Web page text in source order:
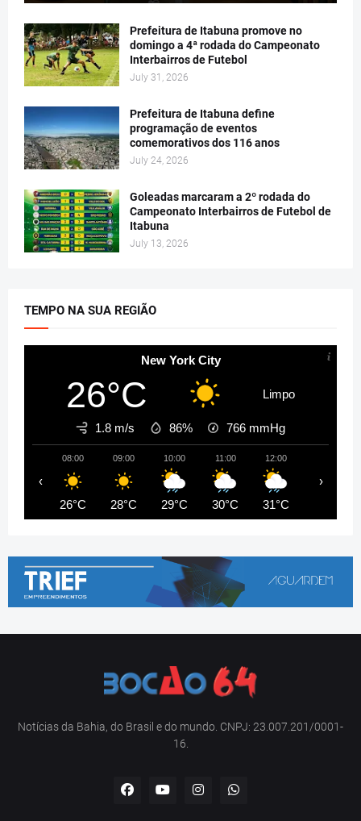
Prefeitura de Itabuna promove no
domingo a 4ª rodada do Campeonato
Interbairros de Futebol
July 31, 2026
Prefeitura de Itabuna define
programação de eventos
comemorativos dos 116 anos
July 24, 2026
Goleadas marcaram a 2º rodada do
Campeonato Interbairros de Futebol de
Itabuna
July 13, 2026
TEMPO NA SUA REGIÃO
New York City
26°C Limpo
1.8 m/s 86% 766 mmHg
08:00
26°C
09:00
28°C
10:00
29°C
11:00
30°C
12:00
31°C
‹ ›
Notícias da Bahia, do Brasil e do mundo. CNPJ: 23.007.201/0001-
16.